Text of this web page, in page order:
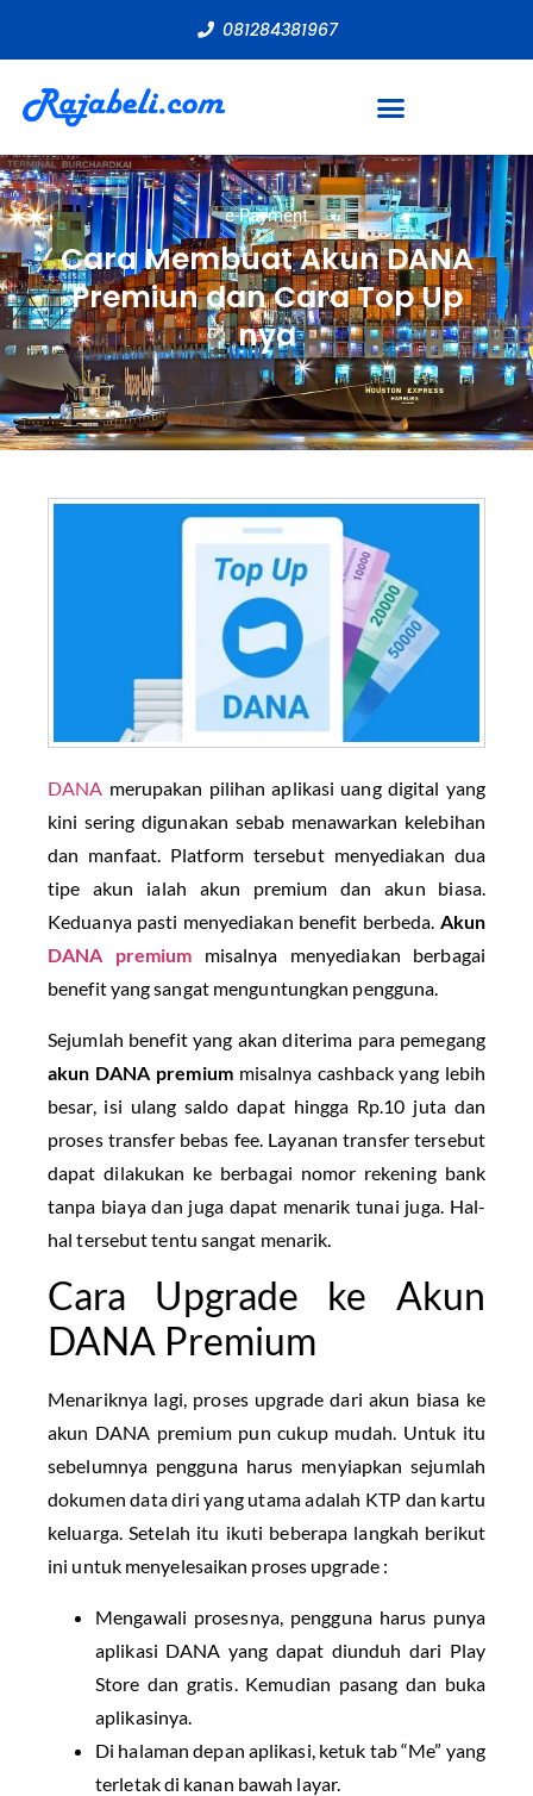
081284381967
e-Payment
Cara Membuat Akun DANA
Premiun dan Cara Top Up
nya
DANA merupakan pilihan aplikasi uang digital yang
kini sering digunakan sebab menawarkan kelebihan
dan manfaat. Platform tersebut menyediakan dua
tipe akun ialah akun premium dan akun biasa.
Keduanya pasti menyediakan benefit berbeda. Akun
DANA premium misalnya menyediakan berbagai
benefit yang sangat menguntungkan pengguna.
Sejumlah benefit yang akan diterima para pemegang
akun DANA premiummisalnya cashback yang lebih
besar, isi ulang saldo dapat hingga Rp.10 juta dan
proses transfer bebas fee. Layanan transfer tersebut
dapat dilakukan ke berbagai nomor rekening bank
tanpa biaya dan juga dapat menarik tunai juga. Hal-
hal tersebut tentu sangat menarik.
Cara Upgrade ke Akun
DANA Premium
Menariknya lagi, proses upgrade dari akun biasa ke
akun DANA premium pun cukup mudah. Untuk itu
sebelumnya pengguna harus menyiapkan sejumlah
dokumen data diri yang utama adalah KTP dan kartu
keluarga. Setelah itu ikuti beberapa langkah berikut
ini untuk menyelesaikan proses upgrade :
Mengawali prosesnya, pengguna harus punya
aplikasi DANA yang dapat diunduh dari Play
Store dan gratis. Kemudian pasang dan buka
aplikasinya.
Di halaman depan aplikasi, ketuk tab “Me” yang
terletak di kanan bawah layar.